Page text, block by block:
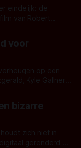
eindelijk: de
van Robert
keer is (kon
mee?
voor
op een
Kyle Gallner
waarvoor de
bizarre
zich niet in
gerenderd en